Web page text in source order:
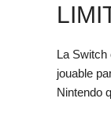
La Switch
jouable
Nintendo